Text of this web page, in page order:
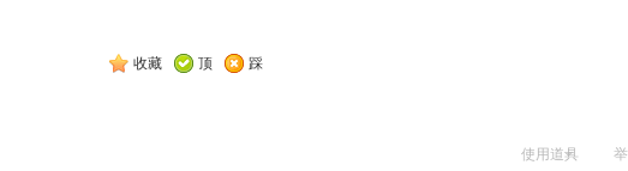
收藏 顶 踩
使用道具